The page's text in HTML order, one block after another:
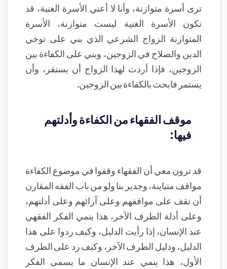
ترى أسرة متوازنة، وأنا لا أعني الأسرة الغنية، قد
تكون الأسرة الغنية ليست متوازنة، الأسرة
المتوازنة الزواج الشرعي الذي بني على توخي
الدين والصلاح في الزوجين، وبني على الكفاءة بين
الزوجين، فإذا أردت لهذا الزواج أن يستقر، وأن
يستمر فابحث بالكفاءة بين الزوجين.
موقف الفقهاء من الكفاءة وأدلتهم
فيها:
قد ترون معي أن الفقهاء وقفوا في موضوع الكفاءة
مواقف متباينة، وجدير بنا ولو من باب الفقه المقارن
أن نقف على مواقفهم وعلى آرائهم وعلى أدلتهم،
وعلى أدلة الطرف الآخر، هذا ينمي الفكر الفقهي
عند الإنسان، إذا رأيت الدليل، وكيف ردوا على هذا
الدليل، ودليل الطرف الآخر، وكيف رد على الطرف
الأول، هذا ينمي عند الإنسان ما يسمى الفكر